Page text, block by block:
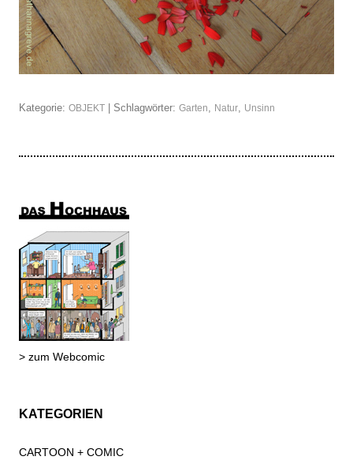
Kategorie: OBJEKT | Schlagwörter: Garten Natur Unsinn
> zum Webcomic
KATEGORIEN
CARTOON + COMIC